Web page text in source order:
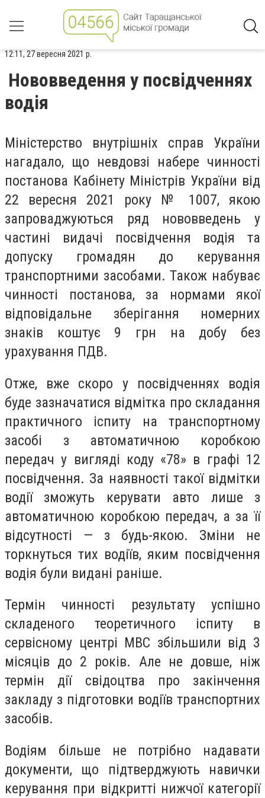
12:11, 27 вересня 2021 р.
Нововведення у посвідченнях
водія
Міністерство внутрішніх справ України
нагадало, що невдовзі набере чинності
постанова Кабінету Міністрів України від
22 вересня 2021 року № 1007, якою
запроваджуються ряд нововведень у
частині видачі посвідчення водія та
допуску громадян до керування
транспортними засобами. Також набуває
чинності постанова, за нормами якої
відповідальне зберігання номерних
знаків коштує 9 грн на добу без
урахування ПДВ.
Отже, вже скоро у посвідченнях водія
буде зазначатися відмітка про складання
практичного іспиту на транспортному
засобі з автоматичною коробкою
передач у вигляді коду «78» в графі 12
посвідчення. За наявності такої відмітки
водії зможуть керувати авто лише з
автоматичною коробкою передач, а за її
відсутності — з будь-якою. Зміни не
торкнуться тих водіїв, яким посвідчення
водія були видані раніше.
Термін чинності результату успішно
складеного теоретичного іспиту в
сервісному центрі МВС збільшили від 3
місяців до 2 років. Але не довше, ніж
термін дії свідоцтва про закінчення
закладу з підготовки водіїв транспортних
засобів.
Водіям більше не потрібно надавати
документи, що підтверджують навички
керування при відкритті нижчої категорії